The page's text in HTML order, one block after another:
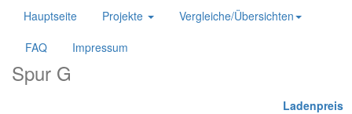
Hauptseite Projekte
Vergleiche/Übersichten
FAQ
Impressum
Spur G
Ladenpreis